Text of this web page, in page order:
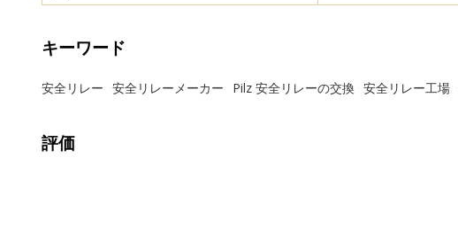
キーワード
安全リレー 安全リレーメーカー Pilz 安全リレーの交換 安全リレー工場
評価